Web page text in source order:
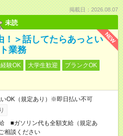
掲載日：2026.08.07
未読
NEW
！＞話してたらあっとい
業務
験OK 大学生歓迎
ブランクOK
OK（規定あり）※即日払い不可
■ガソリン代も全額支給（規定あ
相談ください